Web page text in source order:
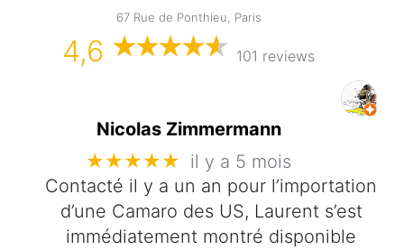
67 Rue de Ponthieu, Paris
4,6 101 reviews
Nicolas Zimmermann
★★★★★ il y a 5 mois
Contacté il y a un an pour l’importation
d’une Camaro des US, Laurent s’est
immédiatement montré disponible